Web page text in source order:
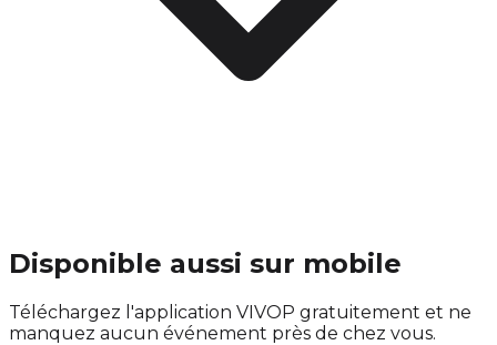
Disponible aussi sur mobile
Téléchargez l'application VIVOP gratuitement et ne
manquez aucun événement près de chez vous.